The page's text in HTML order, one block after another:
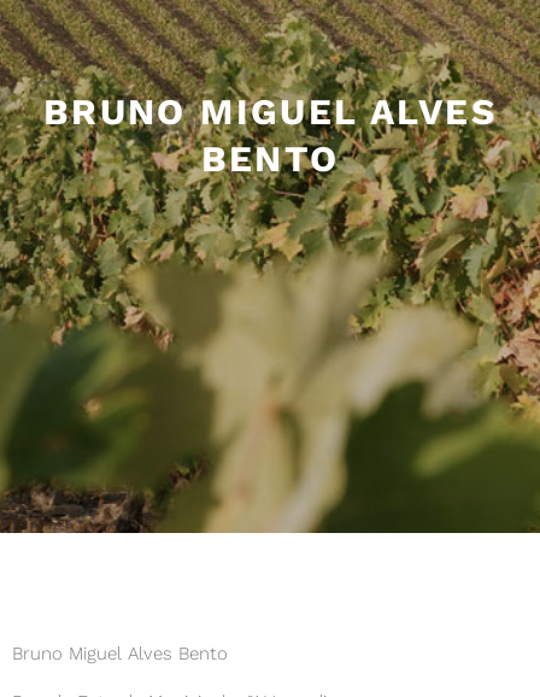
BRUNO MIGUEL ALVES
BENTO
Bruno Miguel Alves Bento